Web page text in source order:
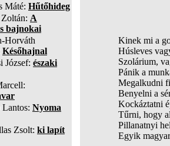
Máté: Hűtőhideg
A
bajnokai
Horváth
Későhajnal
József: északi
Nyoma
Zsolt: ki lapít
Kinek mi a
Húsleves
Szolárium,
Pánik a
Megalkudni
Benyelni a
Kockáztatni
Tűrni, hogy
Pillanatnyi
Egyik